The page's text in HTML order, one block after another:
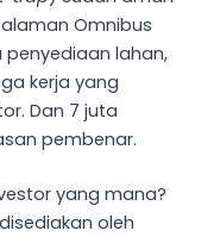
Omnibus
lahan,
kerja yang
Dan 7 juta
pembenar.
yang mana?
oleh